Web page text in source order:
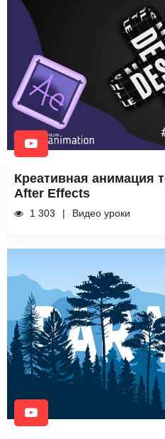
Креативная анимация
After Effects
1 303 Видео уроки